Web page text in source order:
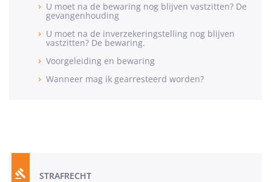
U moet na de bewaring nog blijven vastzitten? De
gevangenhouding
U moet na de inverzekeringstelling nog blijven
vastzitten? De bewaring.
Voorgeleiding en bewaring
Wanneer mag ik gearresteerd worden?
STRAFRECHT